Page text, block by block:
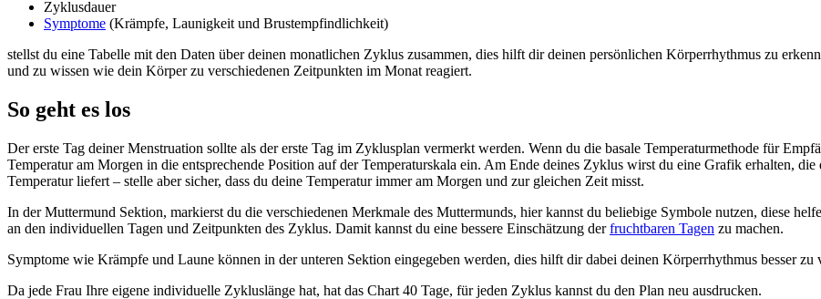
Zyklusdauer
Symptome (Krämpfe, Launigkeit und Brustempfindlichkeit)
stellst du eine Tabelle mit den Daten über deinen monatlichen Zyklus zusammen, dies hilft dir deinen persönlichen Körperrhythmus zu
und zu wissen wie dein Körper zu verschiedenen Zeitpunkten im Monat reagiert.
So geht es los
Der erste Tag deiner Menstruation sollte als der erste Tag im Zyklusplan vermerkt werden. Wenn du die basale Temperaturmethode für
Temperatur am Morgen in die entsprechende Position auf der Temperaturskala ein. Am Ende deines Zyklus wirst du eine Grafik erhalten,
Temperatur liefert – stelle aber sicher, dass du deine Temperatur immer am Morgen und zur gleichen Zeit misst.
In der Muttermund Sektion, markierst du die verschiedenen Merkmale des Muttermunds, hier kannst du beliebige Symbole nutzen, diese
an den individuellen Tagen und Zeitpunkten des Zyklus. Damit kannst du eine bessere Einschätzung derfruchtbaren Tagen zu machen.
Symptome wie Krämpfe und Laune können in der unteren Sektion eingegeben werden, dies hilft dir dabei deinen Körperrhythmus besser
Da jede Frau Ihre eigene individuelle Zykluslänge hat, hat das Chart 40 Tage, für jeden Zyklus kannst du den Plan neu ausdrucken.